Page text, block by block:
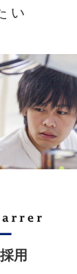
い
用